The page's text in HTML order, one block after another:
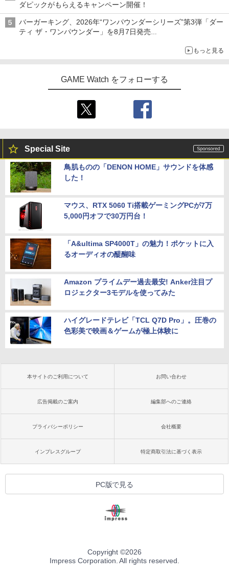
ダピックがもらえるキャンペーン開催！
バーガーキング、2026年“ワンパウンダーシリーズ”第3弾「ダー
ティ ザ・ワンパウンダー」を8月7日発売
もっと見る
GAME Watch をフォローする
Special Site
鳥肌ものの「DENON HOME」サウンドを体感
した！
マウス、RTX 5060 Ti搭載ゲーミングPCが7万
5,000円オフで30万円台！
「A&ultima SP4000T」の魅力！ポケットに入
るオーディオの醍醐味
Amazon プライムデー過去最安! Anker注目プ
ロジェクター3モデルを使ってみた
ハイグレードテレビ「TCL Q7D Pro」。圧巻の
色彩美で映画＆ゲームが極上体験に
本サイトのご利用について お問い合わせ
広告掲載のご案内 編集部へのご連絡
プライバシーポリシー 会社概要
インプレスグループ 特定商取引法に基づく表示
PC版で見る
Copyright ©2026
Impress Corporation. All rights reserved.